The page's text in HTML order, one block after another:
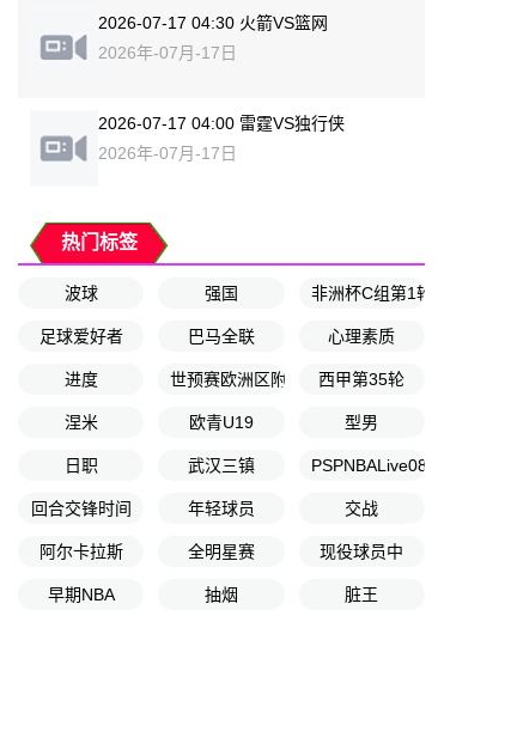
2026-07-17 04:30 火箭VS篮网
2026年-07月-17日
2026-07-17 04:00 雷霆VS独行侠
2026年-07月-17日
热门标签
波球 强国 非洲杯C组第1轮
足球爱好者 巴马全联 心理素质
进度 世预赛欧洲区附加赛决赛西甲第35轮
涅米 欧青U19 型男
日职 武汉三镇 PSPNBALive08
回合交锋时间 年轻球员 交战
阿尔卡拉斯 全明星赛 现役球员中
早期NBA 抽烟 脏王